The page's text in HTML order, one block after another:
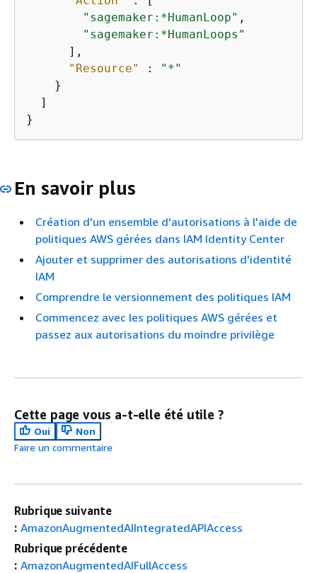
"sagemaker:*HumanLoop" ,
"sagemaker:*HumanLoops"
      ],
"Resource"
:
"*"
    }
  ]
}
En savoir plus
Création d'un ensemble d'autorisations à l'aide de
politiques AWS gérées dans IAM Identity Center
Ajouter et supprimer des autorisations d'identité
IAM
Comprendre le versionnement des politiques IAM
Commencez avec les politiques AWS gérées et
passez aux autorisations du moindre privilège
Cette page vous a-t-elle été utile ?
Oui
Non
Faire un commentaire
Rubrique suivante
: AmazonAugmentedAIIntegratedAPIAccess
Rubrique précédente
: AmazonAugmentedAIFullAccess